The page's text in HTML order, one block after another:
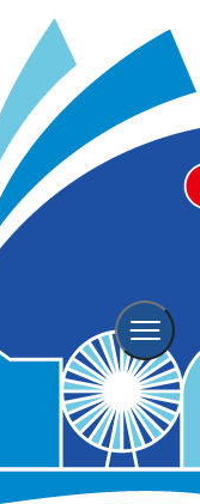
リート
パーティ